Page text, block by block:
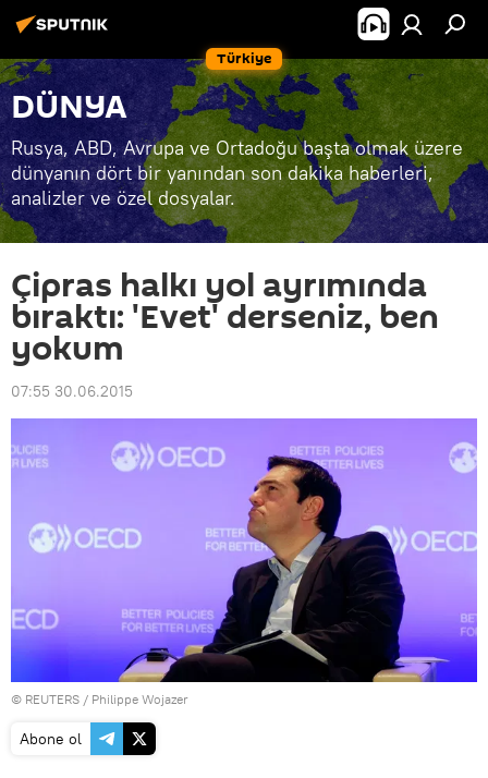
Türkiye
DÜNYA
Rusya, ABD, Avrupa ve Ortadoğu başta olmak üzere
dünyanın dört bir yanından son dakika haberleri,
analizler ve özel dosyalar.
Çipras halkı yol ayrımında
bıraktı: 'Evet' derseniz, ben
yokum
07:55 30.06.2015
© REUTERS / Philippe Wojazer
Abone ol